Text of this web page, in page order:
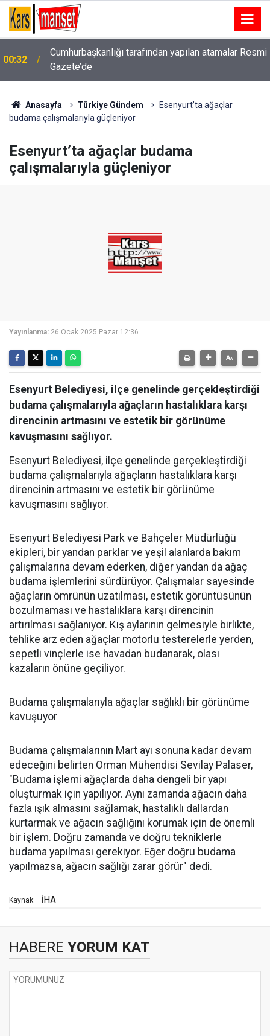
Cumhurbaşkanlığı tarafından yapılan atamalar Resmi
Gazete’de
00:32 Karabük’te hafif ticari araç otomobile çarptı: 7 yaralı
Anasayfa Türkiye Gündem
Esenyurt’ta ağaçlar
budama çalışmalarıyla güçleniyor
Esenyurt’ta ağaçlar budama
çalışmalarıyla güçleniyor
Yayınlanma: 26 Ocak 2025 Pazar 12:36
Esenyurt Belediyesi, ilçe genelinde gerçekleştirdiği
budama çalışmalarıyla ağaçların hastalıklara karşı
direncinin artmasını ve estetik bir görünüme
kavuşmasını sağlıyor.
Esenyurt Belediyesi, ilçe genelinde gerçekleştirdiği
budama çalışmalarıyla ağaçların hastalıklara karşı
direncinin artmasını ve estetik bir görünüme
kavuşmasını sağlıyor.
Esenyurt Belediyesi Park ve Bahçeler Müdürlüğü
ekipleri, bir yandan parklar ve yeşil alanlarda bakım
çalışmalarına devam ederken, diğer yandan da ağaç
budama işlemlerini sürdürüyor. Çalışmalar sayesinde
ağaçların ömrünün uzatılması, estetik görüntüsünün
bozulmaması ve hastalıklara karşı direncinin
artırılması sağlanıyor. Kış aylarının gelmesiyle birlikte,
tehlike arz eden ağaçlar motorlu testerelerle yerden,
sepetli vinçlerle ise havadan budanarak, olası
kazaların önüne geçiliyor.
Budama çalışmalarıyla ağaçlar sağlıklı bir görünüme
kavuşuyor
Budama çalışmalarının Mart ayı sonuna kadar devam
edeceğini belirten Orman Mühendisi Sevilay Palaser,
"Budama işlemi ağaçlarda daha dengeli bir yapı
oluşturmak için yapılıyor. Aynı zamanda ağacın daha
fazla ışık almasını sağlamak, hastalıklı dallardan
kurtarmak ve ağacın sağlığını korumak için de önemli
bir işlem. Doğru zamanda ve doğru tekniklerle
budama yapılması gerekiyor. Eğer doğru budama
yapılmazsa, ağacın sağlığı zarar görür" dedi.
Kaynak: İHA
HABERE YORUM KAT